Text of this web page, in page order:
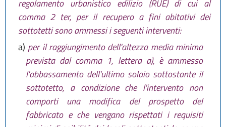
regolamento urbanistico edilizio (RUE) di cui al
comma 2 ter, per il recupero a fini abitativi dei
sottotetti sono ammessi i seguenti interventi:
a) per il raggiungimento dell'altezza media minima
prevista dal comma 1, lettera a), è ammesso
l'abbassamento dell'ultimo solaio sottostante il
sottotetto, a condizione che l'intervento non
comporti una modifica del prospetto del
fabbricato e che vengano rispettati i requisiti